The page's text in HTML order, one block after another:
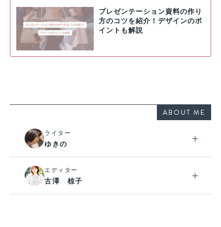
プレゼンテーション資料の作り
方のコツを紹介！デザインのポ
イントも解説
ABOUT ME
ライター
ゆきの
エディター
古澤 椋子